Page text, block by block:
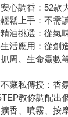
心調香：52款
鬆上手：不需
油挑選：從氣
活應用：從創
周、生命靈數
藏私傳授：香
教你調配出
香、噴霧、按